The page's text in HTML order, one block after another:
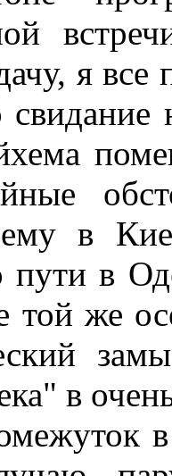
я все
в
пути в
той же
в
в